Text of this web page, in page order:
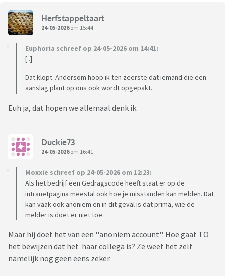
Herfstappeltaart
24-05-2026om 15:44
Euphoria schreef op 24-05-2026 om 14:41:
[..]
Dat klopt. Andersom hoop ik ten zeerste dat iemand die een
aanslag plant op ons ook wordt opgepakt.
Euh ja, dat hopen we allemaal denk ik.
Duckie73
24-05-2026om 16:41
Moxxie schreef op 24-05-2026 om 12:23:
Als het bedrijf een Gedragscode heeft staat er op de
intranetpagina meestal ook hoe je misstanden kan melden. Dat
kan vaak ook anoniem en in dit geval is dat prima, wie de
melder is doet er niet toe.
Maar hij doet het van een ''anoniem account''. Hoe gaat TO
het bewijzen dat het haar collega is? Ze weet het zelf
namelijk nog geen eens zeker.